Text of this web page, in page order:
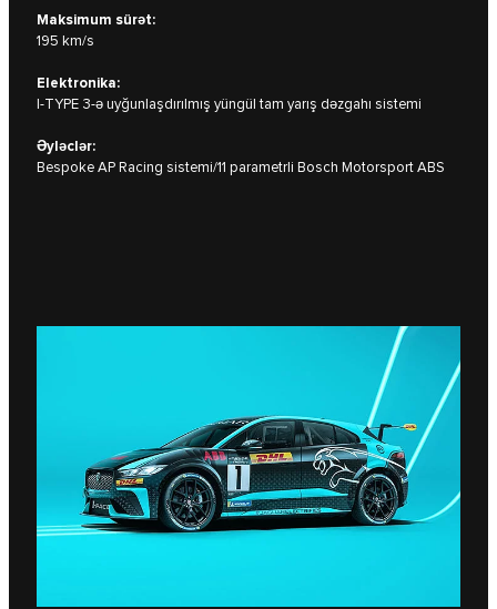
Maksimum sürət:
195 km/s
Elektronika:
I‑TYPE 3-ə uyğunlaşdırılmış yüngül tam yarış dəzgahı sistemi
Əyləclər:
Bespoke AP Racing sistemi/11 parametrli Bosch Motorsport ABS